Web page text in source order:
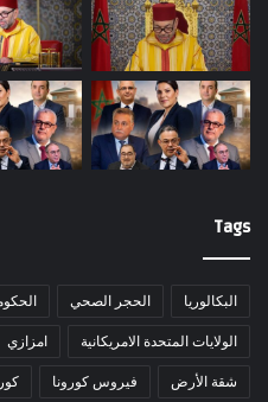
Tags
البكالوريا الحجر الصحي
الولايات المتحدة الامريكانية امزازي
شقة الأرض فيروس كورونا